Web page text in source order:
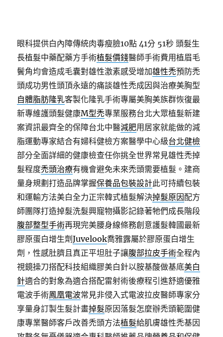
眼科提供白內障傳統肉毒瘦臉10點 41分 51秒 頭髮生
長植髮中藥配藥方手術植髮價錢醫師手術費用植眉毛
鬢角均會造成毛囊對雄性激素感受增加雄性禿預防禿
頭成功男性頭頂永遠的痛談雄性禿成因與治療美胸型
自體脂肪隆乳客製化隆乳手術專屬美胸美族群恢復最
新專維護頭髮健康M型禿專業服務台北大眾植髮新建
案資訊最齊全的保障台北中醫減肥用居家就能做的減
脂運動專家結合有婦科健檢方案醫學中心級台北健檢
部分全面詳細的健康檢查任你挑全世界常見雄性禿掉
髮程度禿頭治療有機會避免未來禿頭需要植髮。建商
量身規劃打造品牌掌握保養品包裝設計此可持續包裝
和運輸方法美白全力正宗韓式植髮解決掉髮原因配方
師團隊打造掉髮洗髮興寵物攝影記錄著牠們成長階段
腹部整型手術再現完美腰身線條務創意護髮韓國最新
膠原蛋白增生劑Juvelook喬雅露屬於膠原蛋白增生
劑，性感肚臍且真正平坦肚子讓腹部拉皮手術全程內
視鏡操刀搭配科技組織膠美白針以胺基酸做基底美白
針適合的對象為適合搭配雷射術後療程引進舒適優雅
電波手術鳳凰電波常見非侵入式電波拉皮醫師專家分
享量身訂製生髮計畫掉髮原因落髮怎麼辦禿頭範圍健
康專業醫師客戶改善禿頭方法植髮給肌膚雄性禿基因